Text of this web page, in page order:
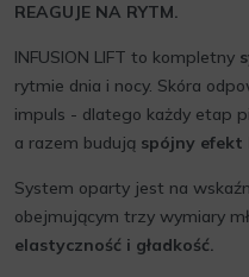
REAGUJE NA RYTM.
INFUSION LIFT to kompletny
rytmie dnia i nocy. Skóra
impuls - dlatego każdy etap
a razem budują spójny
System oparty jest na
obejmującym trzy wymiary
elastyczność i gładkość.